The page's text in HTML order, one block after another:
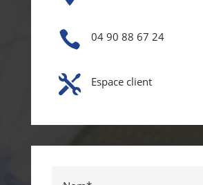
 04 90 88 67 24
 Espace client